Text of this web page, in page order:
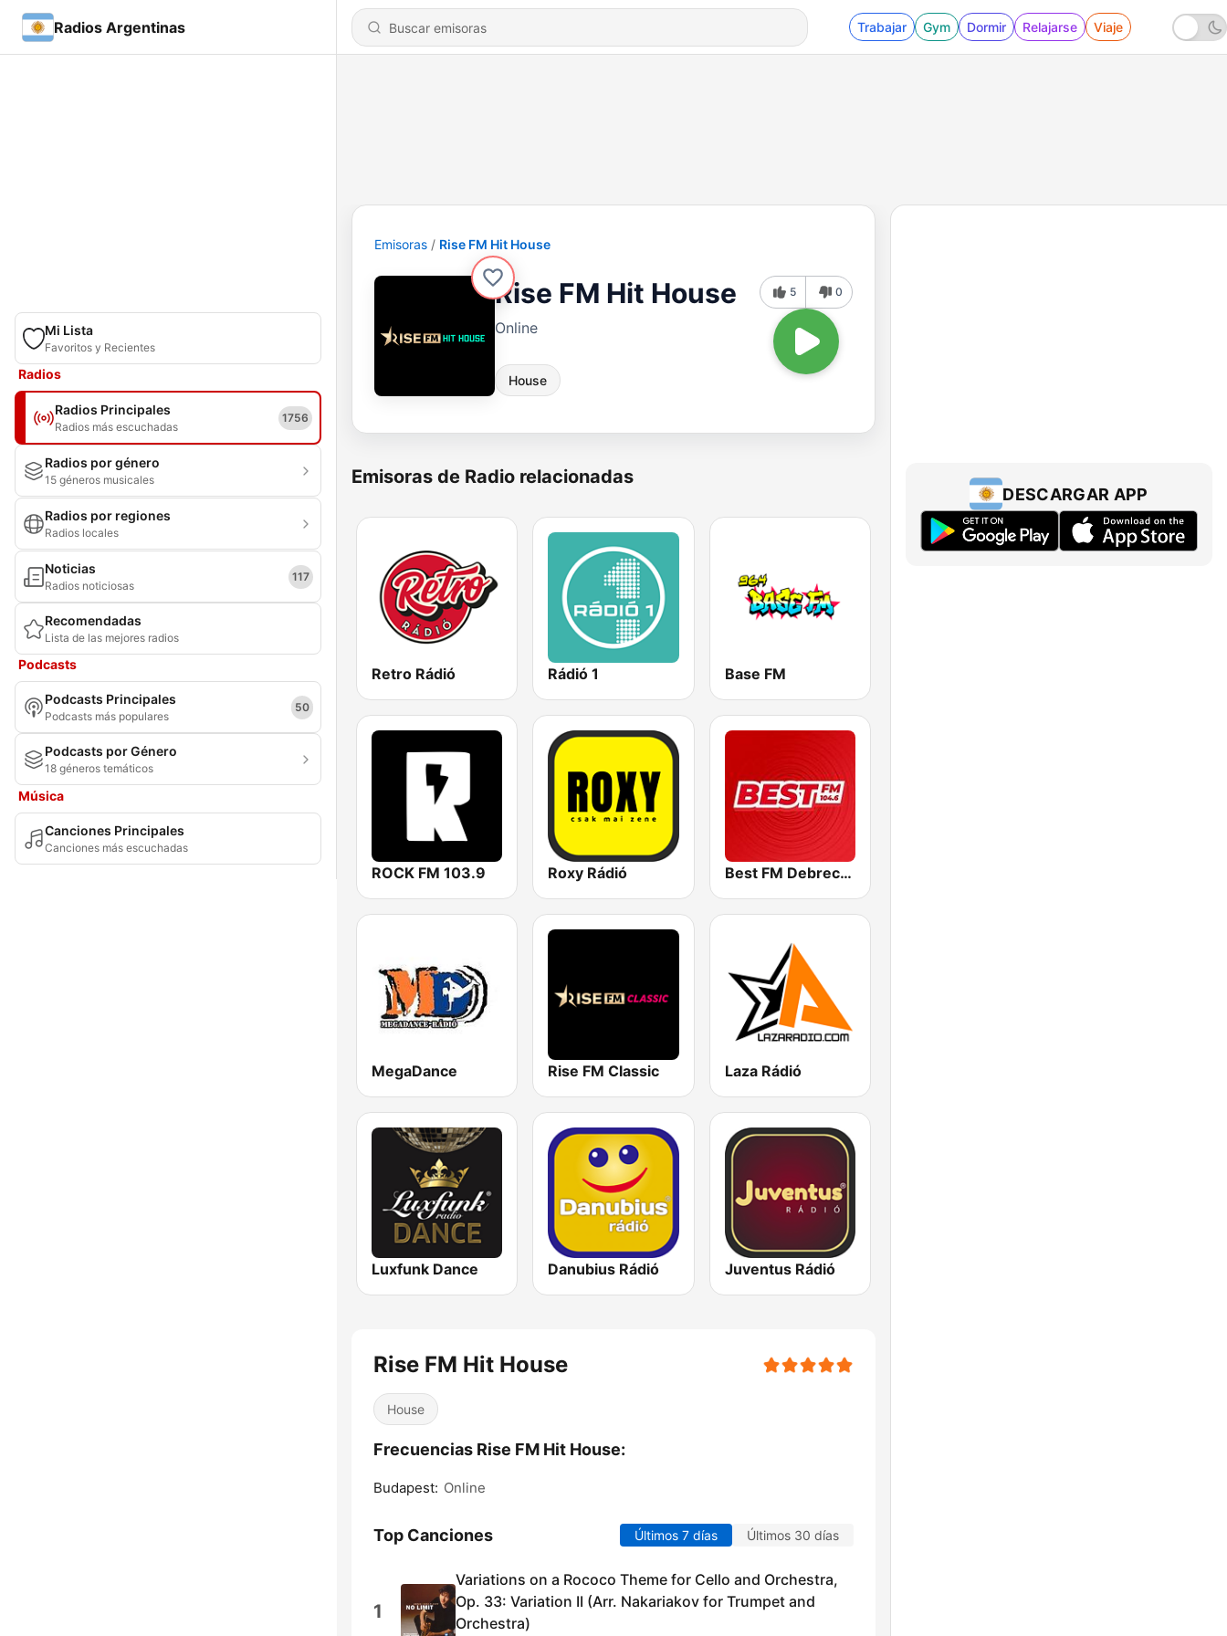
Radios Argentinas Trabajar Gym Dormir Relajarse Viaje
Mi Lista
Favoritos y Recientes
Radios
Radios Principales
Radios más escuchadas
1756
Radios por género
15 géneros musicales
Radios por regiones
Radios locales
Noticias
Radios noticiosas
117
Recomendadas
Lista de las mejores radios
Podcasts
Podcasts Principales
Podcasts más populares
50
Podcasts por Género
18 géneros temáticos
Música
Canciones Principales
Canciones más escuchadas
Emisoras Rise FM Hit House
Rise FM Hit House
Online
House
5 0
Emisoras de Radio relacionadas
Retro Rádió Rádió 1 Base FM
ROCK FM 103.9 Roxy Rádió Best FM Debrecen
MegaDance Rise FM Classic Laza Rádió
Luxfunk Dance Danubius Rádió Juventus Rádió
Rise FM Hit House
House
Frecuencias Rise FM Hit House:
Budapest: Online
Top Canciones Últimos 7 días Últimos 30 días
1
Variations on a Rococo Theme for Cello and Orchestra,
Op. 33: Variation II (Arr. Nakariakov for Trumpet and
Orchestra)
DESCARGAR APP